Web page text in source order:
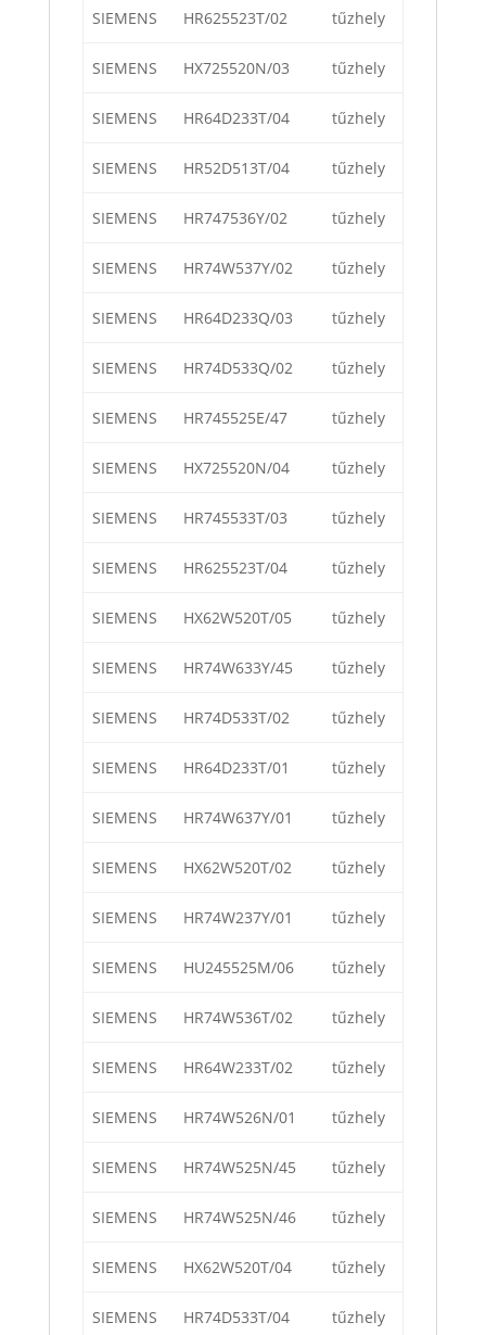
SIEMENS HR625523T/02 tűzhely
SIEMENS HX725520N/03 tűzhely
SIEMENS HR64D233T/04 tűzhely
SIEMENS HR52D513T/04 tűzhely
SIEMENS HR747536Y/02 tűzhely
SIEMENS HR74W537Y/02 tűzhely
SIEMENS HR64D233Q/03 tűzhely
SIEMENS HR74D533Q/02 tűzhely
SIEMENS HR745525E/47 tűzhely
SIEMENS HX725520N/04 tűzhely
SIEMENS HR745533T/03 tűzhely
SIEMENS HR625523T/04 tűzhely
SIEMENS HX62W520T/05 tűzhely
SIEMENS HR74W633Y/45 tűzhely
SIEMENS HR74D533T/02 tűzhely
SIEMENS HR64D233T/01 tűzhely
SIEMENS HR74W637Y/01 tűzhely
SIEMENS HX62W520T/02 tűzhely
SIEMENS HR74W237Y/01 tűzhely
SIEMENS HU245525M/06 tűzhely
SIEMENS HR74W536T/02 tűzhely
SIEMENS HR64W233T/02 tűzhely
SIEMENS HR74W526N/01 tűzhely
SIEMENS HR74W525N/45 tűzhely
SIEMENS HR74W525N/46 tűzhely
SIEMENS HX62W520T/04 tűzhely
SIEMENS HR74D533T/04 tűzhely